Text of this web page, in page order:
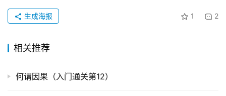
1 2
生成海报
相关推荐
何谓因果（入门通关第12）